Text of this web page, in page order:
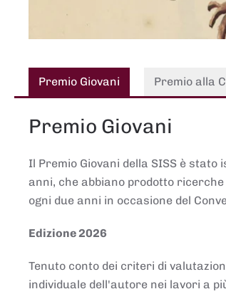
Premio Giovani Premio alla
Premio Giovani
Il Premio Giovani della SISS è
anni, che abbiano prodotto
ogni due anni in occasione del
Edizione 2026
Tenuto conto dei criteri di
individuale dell'autore nei lavori a